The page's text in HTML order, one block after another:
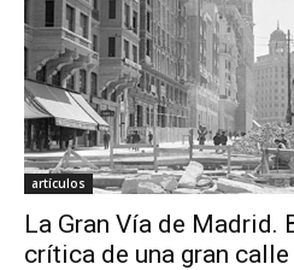
artículos
La Gran Vía de Madrid.
crítica de una gran